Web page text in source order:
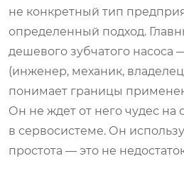
не конкретный тип
определенный подход.
дешевого зубчатого насоса
(инженер, механик,
понимает границы
Он не ждет от него чудес на
в сервосистеме. Он
простота — это не